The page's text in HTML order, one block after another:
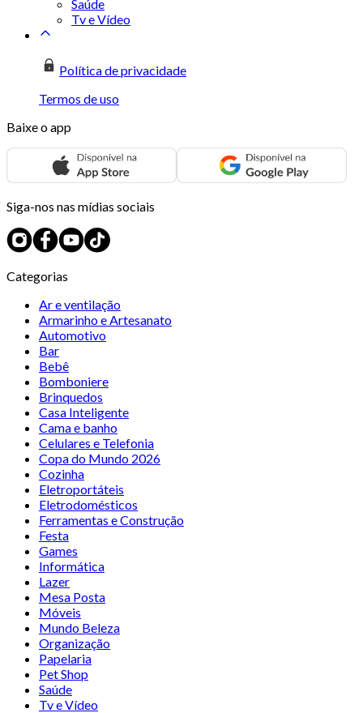
Saúde
Tv e Vídeo
Política de privacidade
Termos de uso
Baixe o app
Siga-nos nas mídias sociais
Categorias
Ar e ventilação
Armarinho e Artesanato
Automotivo
Bar
Bebê
Bomboniere
Brinquedos
Casa Inteligente
Cama e banho
Celulares e Telefonia
Copa do Mundo 2026
Cozinha
Eletroportáteis
Eletrodomésticos
Ferramentas e Construção
Festa
Games
Informática
Lazer
Mesa Posta
Móveis
Mundo Beleza
Organização
Papelaria
Pet Shop
Saúde
Tv e Vídeo